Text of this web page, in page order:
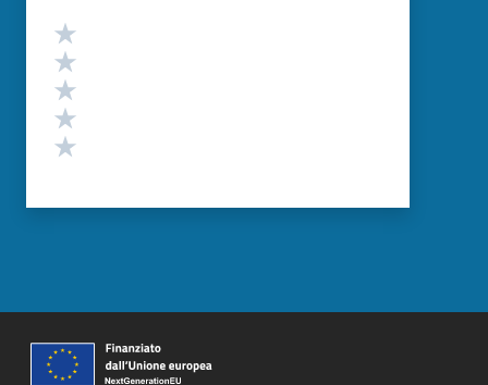
Valutazione